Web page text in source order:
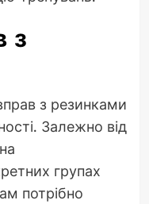
з
з резинками
Залежно від
групах
потрібно